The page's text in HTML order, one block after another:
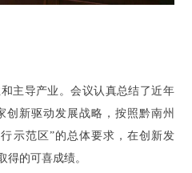
主导产业。会议认真总结了近年
创新驱动发展战略，按照黔南州
示范区”的总体要求，在创新发
得的可喜成绩。